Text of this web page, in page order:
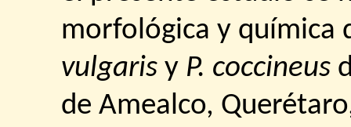
morfológica y química
vulgaris y P. coccineus
de Amealco,